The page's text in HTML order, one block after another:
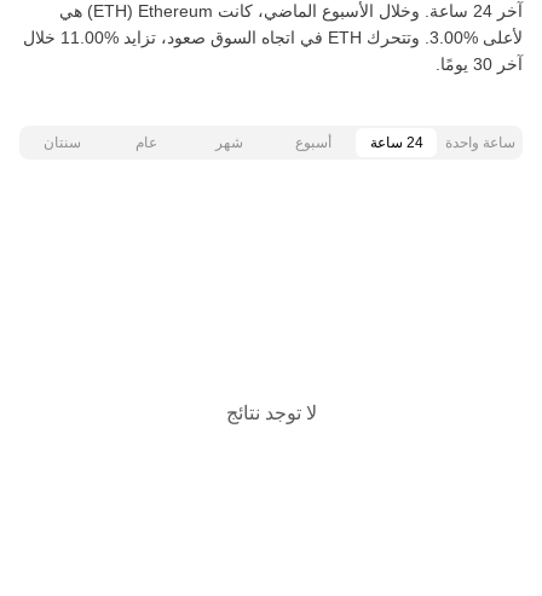
آخر 24 ساعة. وخلال الأسبوع الماضي، كانت Ethereum‏ (ETH) هي
لأعلى‏ ‏‎3.00‎%‎‏. وتتحرك ETH في اتجاه السوق صعود‏، تزايد‏ ‏‎11.00‎%‎‏ خلال
آخر 30 يومًا.
ساعة واحدة 24 ساعة أسبوع شهر عام سنتان
لا توجد نتائج